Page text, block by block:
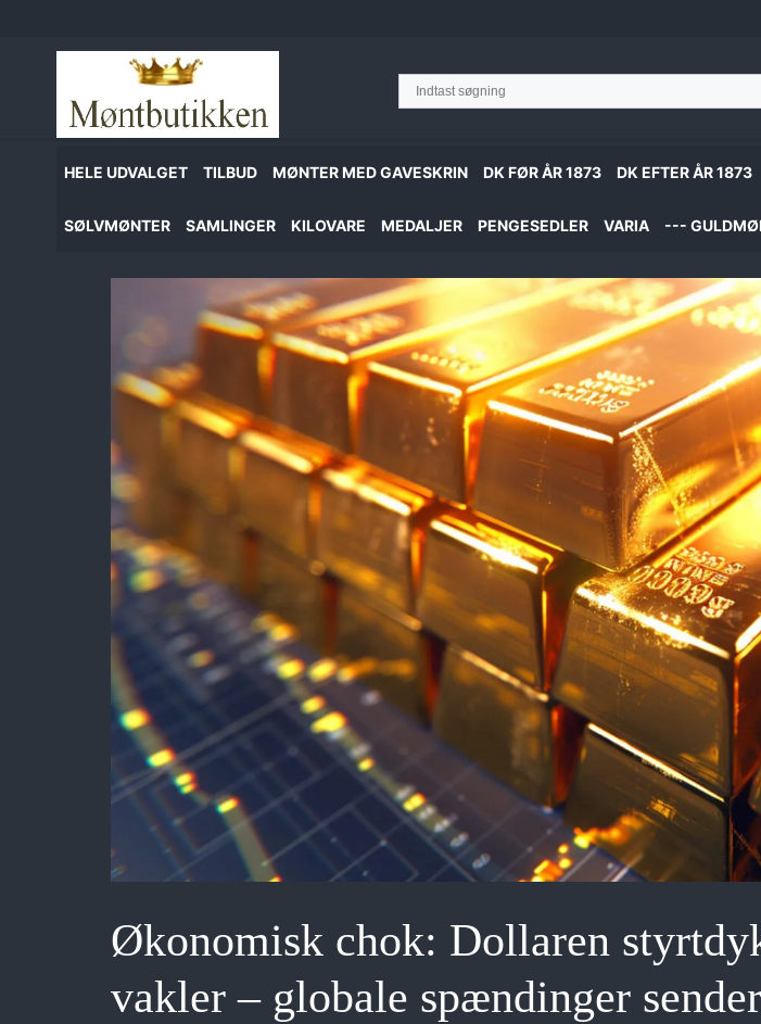
HELE UDVALGET TILBUD MØNTER MED GAVESKRIN DK FØR ÅR 1873 DK EFTER ÅR 1873
SØLVMØNTER SAMLINGER KILOVARE MEDALJER PENGESEDLER VARIA ---
Økonomisk chok: Dollaren
vakler – globale spændinger